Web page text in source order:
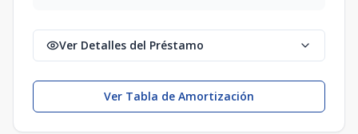
Ver Detalles del Préstamo
Ver Tabla de Amortización